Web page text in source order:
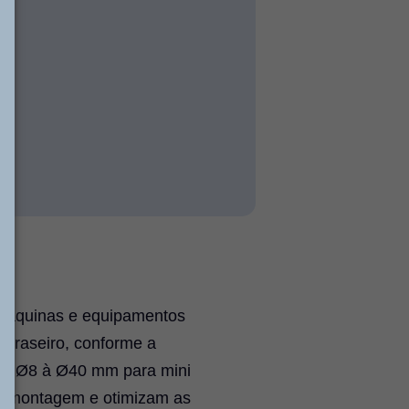
e equipamentos
traseiro, conforme a
Ø8 à Ø40 mm para mini
e otimizam as